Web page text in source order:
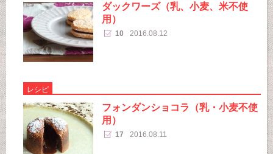
ダックワーズ（乳、小麦、米不使
用）
10 2016.08.12
レシピ
フォンダンショコラ（乳・小麦不使
用）
17 2016.08.11